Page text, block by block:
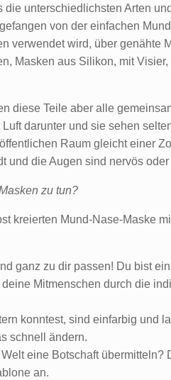
die unterschiedlichsten Arten
von der einfachen
verwendet wird, über genähte
Masken aus Silikon, mit
diese Teile aber alle
darunter und sie sehen
Raum gleicht einer
und die Augen sind nervös oder
zu tun?
kreierten Mund-Nase-Maske
ganz zu dir passen! Du bist
Mitmenschen durch die
konntest, sind einfarbig und
schnell ändern.
eine Botschaft übermitteln?
an.